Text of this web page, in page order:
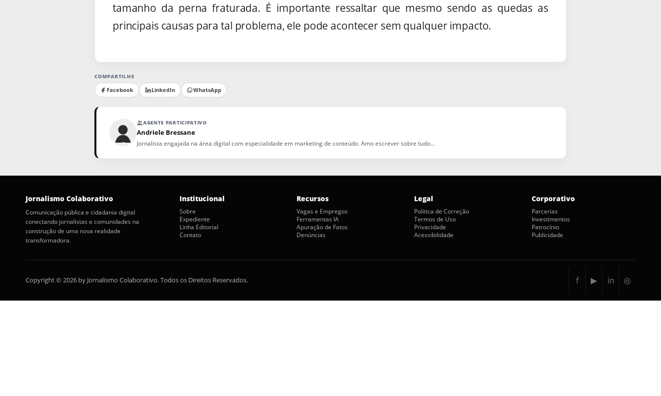
tamanho da perna fraturada. É importante ressaltar que mesmo sendo as quedas as
principais causas para tal problema, ele pode acontecer sem qualquer impacto.
COMPARTILHE
Facebook LinkedIn WhatsApp
AGENTE PARTICIPATIVO
Andriele Bressane
Jornalista engajada na área digital com especialidade em marketing de conteúdo. Amo escrever sobre tudo...
Jornalismo Colaborativo
Comunicação pública e cidadania digital
conectando jornalistas e comunidades na
construção de uma nova realidade
transformadora.
Institucional
Sobre
Expediente
Linha Editorial
Contato
Recursos
Vagas e Empregos
Ferramentas IA
Apuração de Fatos
Denúncias
Legal
Política de Correção
Termos de Uso
Privacidade
Acessibilidade
Corporativo
Parcerias
Investimentos
Patrocínio
Publicidade
Copyright © 2026 by Jornalismo Colaborativo. Todos os Direitos Reservados. f ▶ in ◎